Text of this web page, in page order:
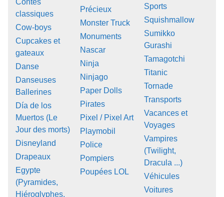
Contes
classiques
Cow-boys
Cupcakes et
gateaux
Danse
Danseuses
Ballerines
Día de los
Muertos (Le
Jour des morts)
Disneyland
Drapeaux
Egypte
(Pyramides,
Hiéroglyphes,
Précieux
Monster Truck
Monuments
Nascar
Ninja
Ninjago
Paper Dolls
Pirates
Pixel / Pixel Art
Playmobil
Police
Pompiers
Poupées LOL
Sports
Squishmallow
Sumikko
Gurashi
Tamagotchi
Titanic
Tornade
Transports
Vacances et
Voyages
Vampires
(Twilight,
Dracula ...)
Véhicules
Voitures